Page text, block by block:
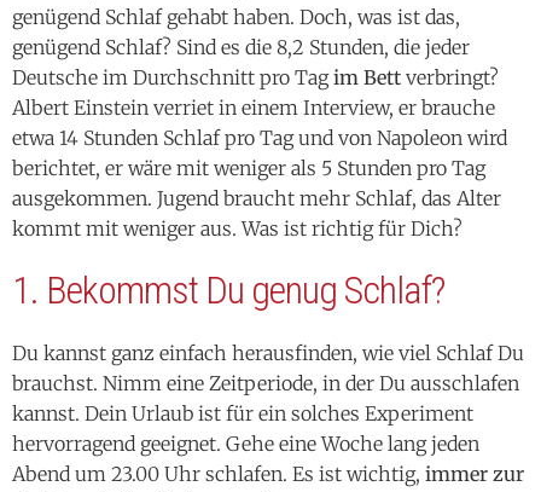
Albert Einstein verriet in einem Interview, er brauche
etwa 14 Stunden Schlaf pro Tag und von Napoleon wird
berichtet, er wäre mit weniger als 5 Stunden pro Tag
ausgekommen. Jugend braucht mehr Schlaf, das Alter
kommt mit weniger aus. Was ist richtig für Dich?
1. Bekommst Du genug Schlaf?
brauchst. Nimm eine Zeitperiode, in der Du ausschlafen
hervorragend geeignet. Gehe eine Woche lang jeden
Abend um 23.00 Uhr schlafen. Es ist wichtig,immer zur
gleichen Zeit schlafen zu gehen.
Nach einigen Tagen hat sich Dein Körper an diesen